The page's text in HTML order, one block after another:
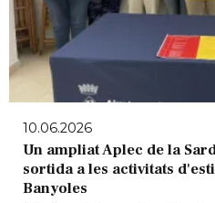
10.06.2026
Un ampliat Aplec de la
sortida a les activitats
Banyoles